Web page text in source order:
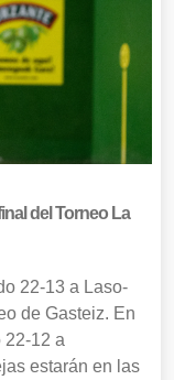
del Torneo La
22-13 a Laso-
de Gasteiz. En
22-12 a
estarán en las